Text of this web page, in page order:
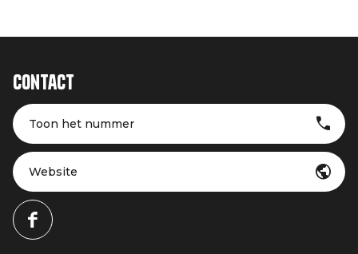
Contact
Toon het nummer
Website